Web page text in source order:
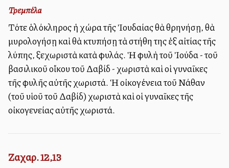
Τρεμπέλα
Τότε ὁλόκληρος ἡ χώρα τῆς Ἰουδαίας θὰ θρηνήσῃ, θὰ
μυρολογήσῃ καὶ θὰ κτυπήσῃ τὰ στήθη της ἐξ αἰτίας τῆς
λύπης, ξεχωριστὰ κατὰ φυλάς. Ἡ φυλὴ τοῦ Ἰούδα - τοῦ
βασιλικοῦ οἴκου τοῦ Δαβίδ - χωριστὰ καὶ οἱ γυναῖκες
τῆς φυλῆς αὐτῆς χωριστά. Ἡ οἰκογένεια τοῦ Νάθαν
(τοῦ υἱοῦ τοῦ Δαβίδ) χωριστὰ καὶ οἱ γυναῖκες τῆς
οἰκογενείας αὐτῆς χωριστά.
Ζαχαρ. 12,13